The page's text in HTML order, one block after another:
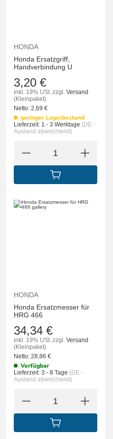
HONDA
Honda Ersatzgriff,
Handverbindung U
3,20 €
inkl. 19% USt. zzgl. Versand
(Kleinpaket)
Netto: 2,69 €
geringer Lagerbestand
Lieferzeit: 1 - 3 Werktage (DE -
Ausland abweichend)
IN DEN
HONDA
Honda Ersatzmesser für
HRG 466
34,34 €
inkl. 19% USt. zzgl. Versand
(Kleinpaket)
Netto: 28,86 €
Verfügbar
Lieferzeit: 3 - 8 Tage (DE -
Ausland abweichend)
IN DEN